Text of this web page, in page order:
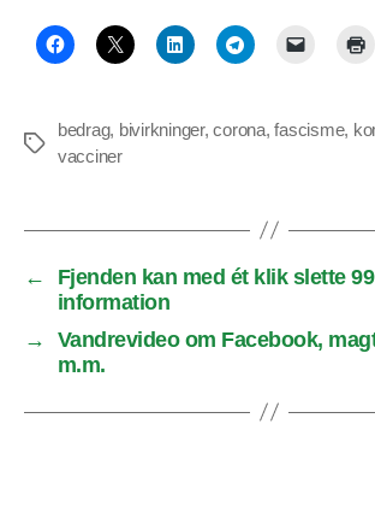
Tags
bedrag, bivirkninger,corona,fascisme,
vacciner
←
Fjenden kan med ét klik slette
information
→
Vandrevideo om Facebook,
m.m.